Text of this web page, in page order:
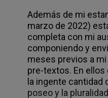
Además de mi
marzo de 2022)
completa con mi
componiendo y
meses previos a mi
pre-textos. En ellos
la ingente
poseo y la